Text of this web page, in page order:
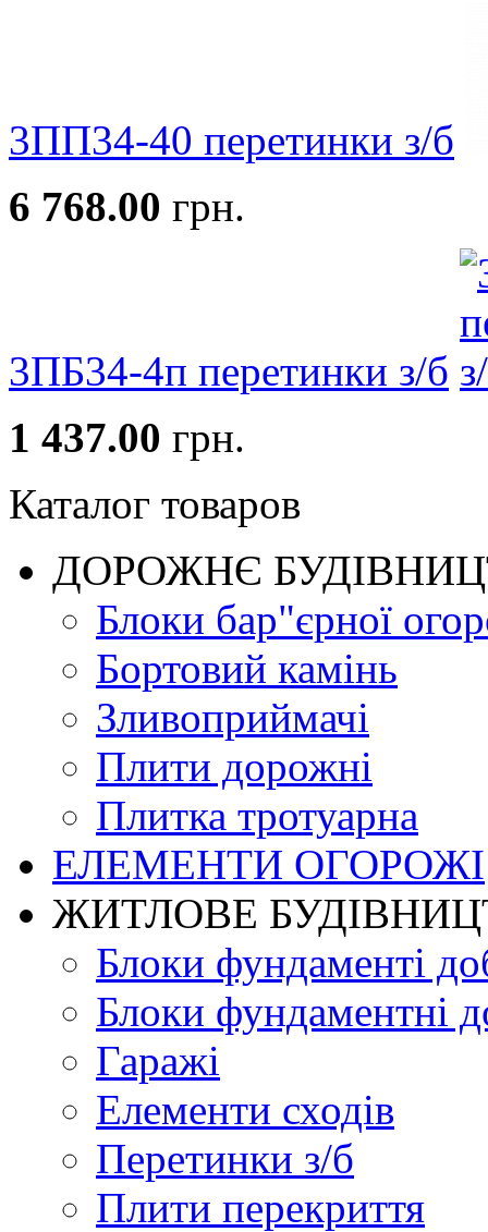
3ПП34-40 перетинки з/б
6 768.00 грн.
3ПБ34-4п перетинки з/б
1 437.00 грн.
Каталог товаров
ДОРОЖНЄ
Блоки бар"єрної
Бортовий камінь
Зливоприймачі
Плити дорожні
Плитка тротуарна
ЕЛЕМЕНТИ ОГОРОЖІ
ЖИТЛОВЕ
Блоки фундаменті
Блоки фундаментні
Гаражі
Елементи сходів
Перетинки з/б
Плити перекриття